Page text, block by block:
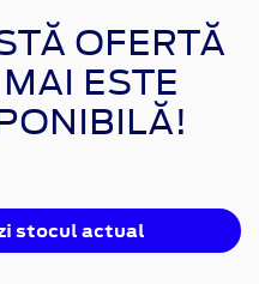
OFERTĂ
ESTE
stocul actual